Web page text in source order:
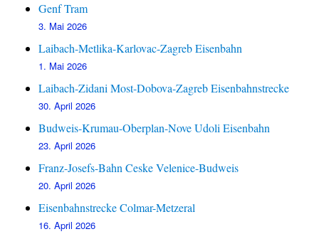
Genf Tram
3. Mai 2026
Laibach-Metlika-Karlovac-Zagreb Eisenbahn
1. Mai 2026
Laibach-Zidani Most-Dobova-Zagreb Eisenbahnstrecke
30. April 2026
Budweis-Krumau-Oberplan-Nove Udoli Eisenbahn
23. April 2026
Franz-Josefs-Bahn Ceske Velenice-Budweis
20. April 2026
Eisenbahnstrecke Colmar-Metzeral
16. April 2026